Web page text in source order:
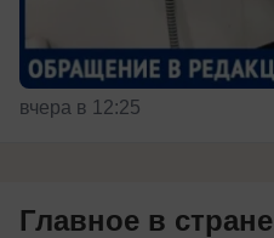
вчера в 12:25
Главное в стране